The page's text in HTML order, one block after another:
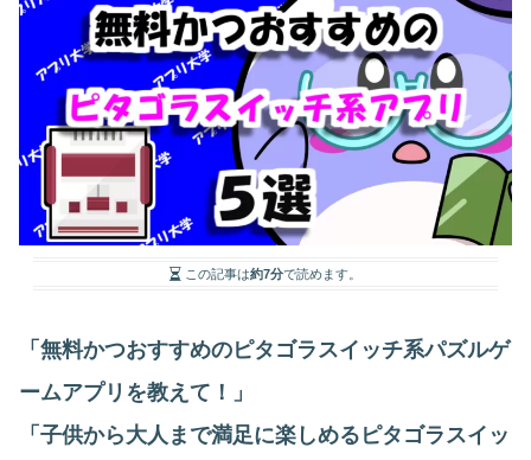
この記事は約7分で読めます。
「無料かつおすすめのピタゴラスイッチ系パズルゲ
ームアプリを教えて！」
「子供から大人まで満足に楽しめるピタゴラスイッ